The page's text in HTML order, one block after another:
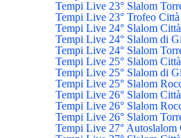
Tempi Live 23° Slalom
Tempi Live 23° Trofeo
Tempi Live 24° Slalom
Tempi Live 24° Slalom di
Tempi Live 24° Slalom
Tempi Live 25° Slalom
Tempi Live 25° Slalom di
Tempi Live 25° Slalom
Tempi Live 26° Slalom
Tempi Live 26° Slalom
Tempi Live 26° Slalom
Tempi Live 27°